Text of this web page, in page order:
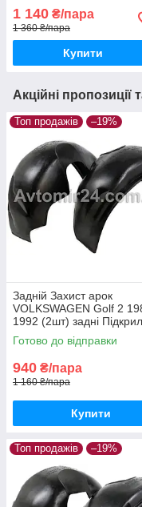
Гольф 5 пара задніх
1 140 ₴/пара
1 360 ₴/пара
Купити
Акційні пропозиції
Топ продажів –19%
Задній Захист арок
VOLKSWAGEN Golf 2
1992 (2шт) задні
Фольцваген Гольф 2
задніх
Готово до відправки
940 ₴/пара
1 160 ₴/пара
Купити
Топ продажів –19%